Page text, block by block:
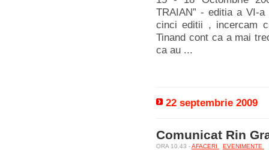
TRAIAN” - editia a VI-
cinci editii , incercam
Tinand cont ca a mai
ca au ...
22 septembrie 2009
Comunicat Rin
ORA 10.43 -AFACERI EVENIMENTE